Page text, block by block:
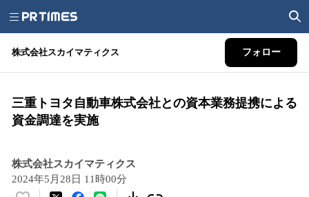
株式会社スカイマティクス フォロー
三重トヨタ自動車株式会社との資本業務提携による
資金調達を実施
株式会社スカイマティクス
2024年5月28日 11時00分